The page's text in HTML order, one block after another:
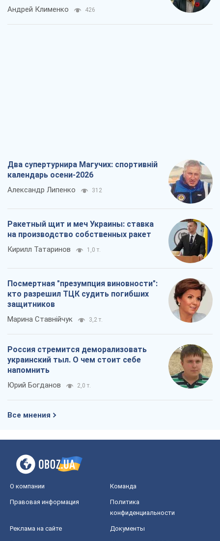
Андрей Клименко 426
Два супертурнира Магучих: спортивній
календарь осени-2026
Александр Липенко 312
Ракетный щит и меч Украины: ставка
на производство собственных ракет
Кирилл Татаринов 1,0 т.
Посмертная "презумпция виновности":
кто разрешил ТЦК судить погибших
защитников
Марина Ставнійчук 3,2 т.
Россия стремится деморализовать
украинский тыл. О чем стоит себе
напомнить
Юрий Богданов 2,0 т.
Все мнения
О компании Команда
Правовая информация
Политика
конфиденциальности
Реклама на сайте Документы